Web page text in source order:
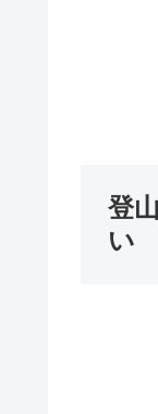
登
い